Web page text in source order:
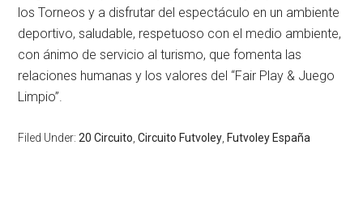
los Torneos y a disfrutar del espectáculo en un ambiente
deportivo, saludable, respetuoso con el medio ambiente,
con ánimo de servicio al turismo, que fomenta las
relaciones humanas y los valores del “Fair Play & Juego
Limpio”.
Filed Under:20 Circuito ,Circuito Futvoley Futvoley España